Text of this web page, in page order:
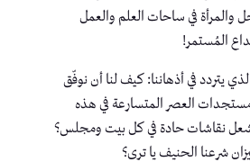
والمرأة في ساحات العلم والعمل
المُستمر!
يتردد في أذهاننا: كيف لنا أن نوفّق
ومستجدات العصر المتسارعة في هذه
تُشعل نقاشات حادة في كل بيت ومجلس؟
شرعنا الحنيف يا ترى؟